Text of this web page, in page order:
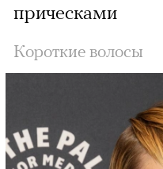
прическами
Короткие волосы